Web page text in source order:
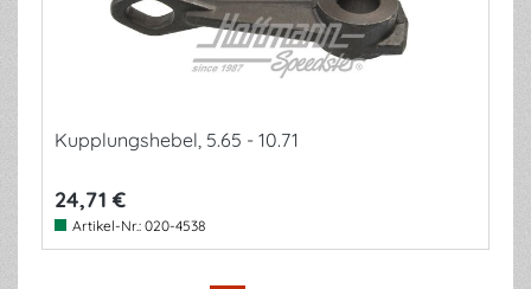
Kupplungshebel, 5.65 - 10.71
24,71 €
Artikel-Nr.: 020-4538